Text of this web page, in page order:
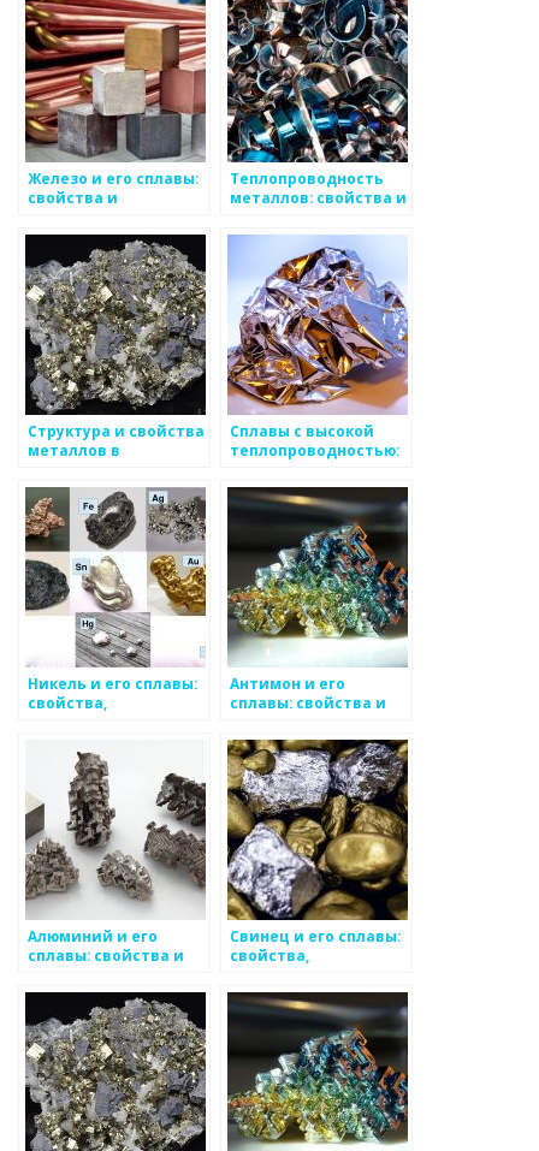
Железо и его сплавы:
свойства и
Теплопроводность
металлов: свойства и
Структура и свойства
металлов в
основные аспекты
Сплавы с высокой
теплопроводностью:
применение
Никель и его сплавы:
свойства,
Антимон и его
сплавы: свойства и
Алюминий и его
сплавы: свойства и
Свинец и его сплавы:
свойства,
особенности